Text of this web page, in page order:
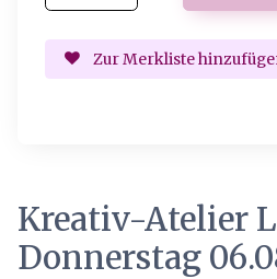
Zur Merkliste
Kreativ-Atelier
Donnerstag